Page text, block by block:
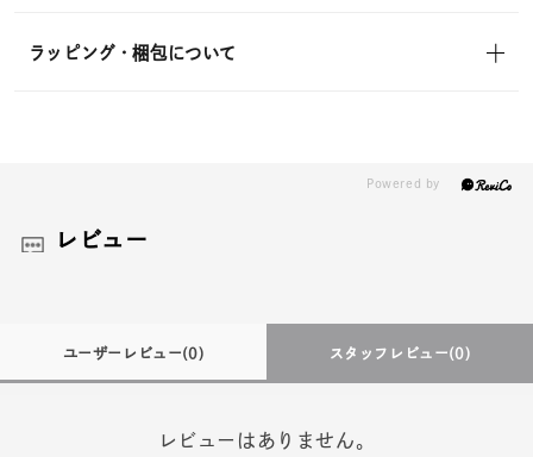
ラッピング・梱包について
レビュー
ユーザーレビュー(0) スタッフレビュー(0)
レビューはありません。